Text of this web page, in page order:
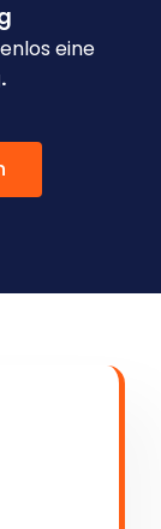
eine